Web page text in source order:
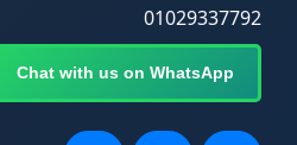
01029337792
Chat with us on WhatsApp